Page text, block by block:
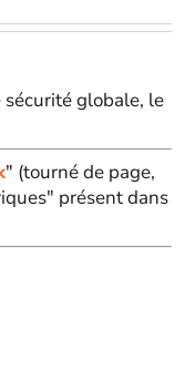
globale, le
" (tourné de page,
présent dans